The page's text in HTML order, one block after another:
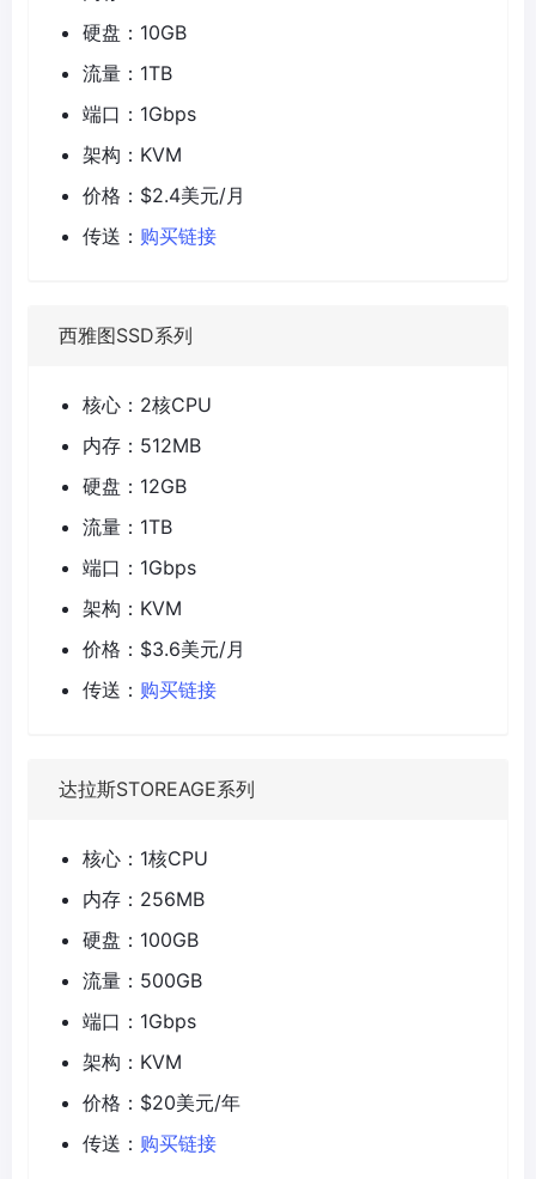
硬盘：10GB
流量：1TB
端口：1Gbps
架构：KVM
价格：$2.4美元/月
传送： 购买链接
西雅图SSD系列
核心：2核CPU
内存：512MB
硬盘：12GB
流量：1TB
端口：1Gbps
架构：KVM
价格：$3.6美元/月
传送： 购买链接
达拉斯STOREAGE系列
核心：1核CPU
内存：256MB
硬盘：100GB
流量：500GB
端口：1Gbps
架构：KVM
价格：$20美元/年
传送： 购买链接